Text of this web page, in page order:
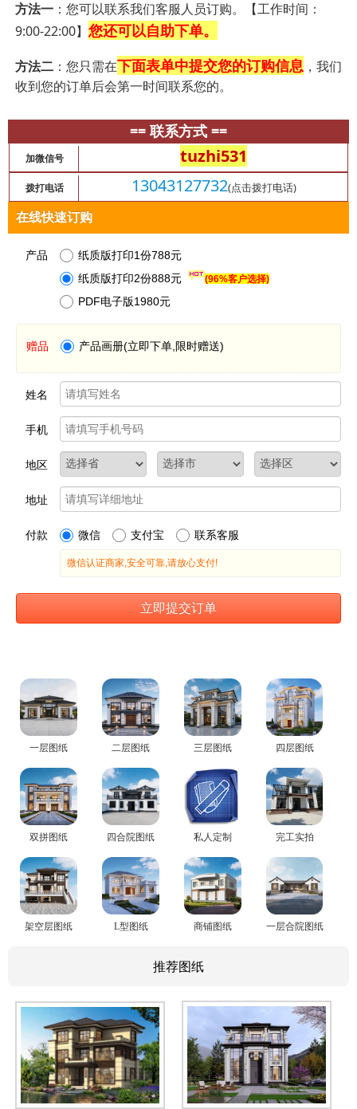
方法一：您可以联系我们客服人员订购。【工作时间：
9:00-22:00】 您还可以自助下单。
方法二：您只需在下面表单中提交您的订购信息，我们
收到您的订单后会第一时间联系您的。
== 联系方式 ==
加微信号 tuzhi531
拨打电话 13043127732(点击拨打电话)
一层图纸 二层图纸 三层图纸 四层图纸
双拼图纸 四合院图纸 私人定制 完工实拍
架空层图纸 L型图纸 商铺图纸 一层合院图纸
推荐图纸